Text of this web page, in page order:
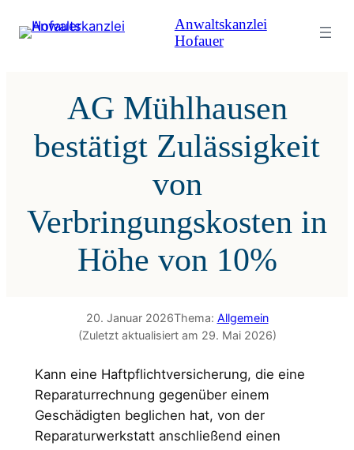
Inhalt
Anwaltskanzlei
Hofauer
AG Mühlhausen
bestätigt Zulässigkeit
von
Verbringungskosten in
Höhe von 10%
20. Januar 2026Thema: Allgemein
(Zuletzt aktualisiert am 29. Mai 2026)
Kann eine Haftpflichtversicherung, die eine
Reparaturrechnung gegenüber einem
Geschädigten beglichen hat, von der
Reparaturwerkstatt anschließend einen